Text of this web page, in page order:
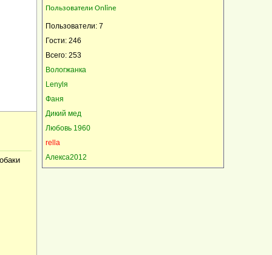
Пользователи Online
Пользователи: 7
Гости: 246
Всего: 253
Вологжанка
Lenylя
Фаня
Дикий мед
Любовь 1960
rella
Алекса2012